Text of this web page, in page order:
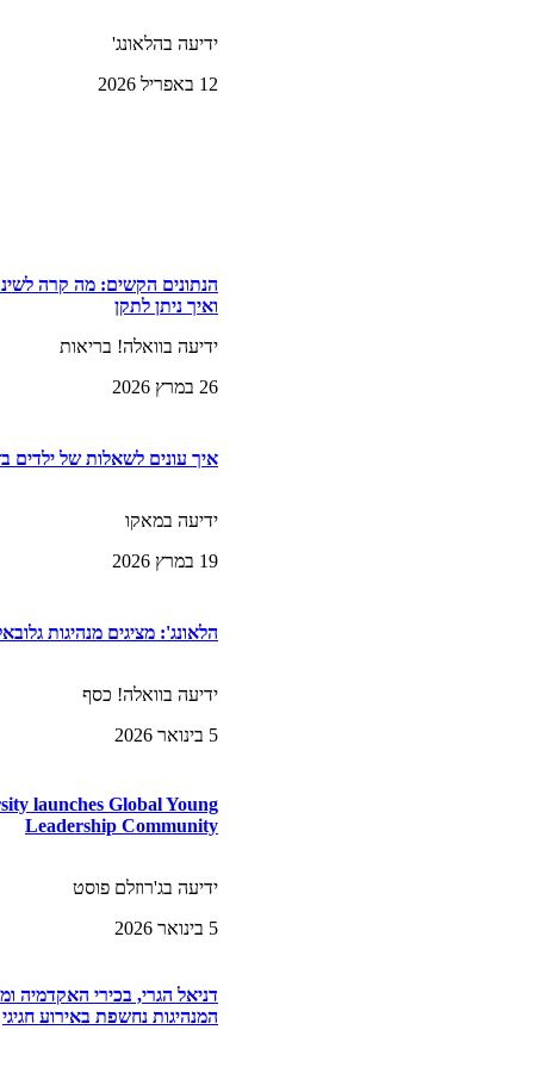
ידיעה בהלאונג'
12 באפריל 2026
הנתונים הקשים: מה קרה
ואיך ניתן לתקן
ידיעה בוואלה! בריאות
26 במרץ 2026
איך עונים לשאלות של ילדים
ידיעה במאקו
19 במרץ 2026
הלאונג': מציגים מנהיגות
ידיעה בוואלה! כסף
5 בינואר 2026
launches Global Young
Leadership Community
ידיעה בג'רוזלם פוסט
5 בינואר 2026
דניאל הגרי, בכירי האקדמיה
המנהיגות נחשפת באירוע חגיגי